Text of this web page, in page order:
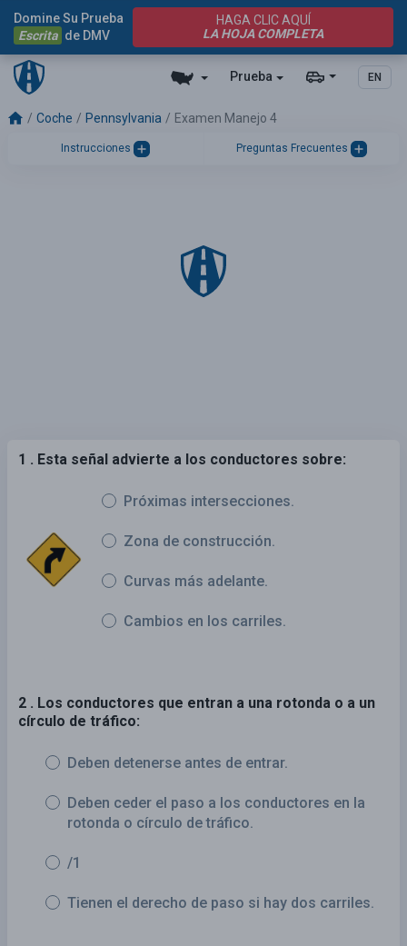
Prueba EN
Domine Su Prueba
Escrita de DMV
HAGA CLIC AQUÍ
LA HOJA COMPLETA
Coche Pennsylvania Examen Manejo 4
Instrucciones Preguntas Frecuentes
1 . Esta señal advierte a los conductores sobre:
Próximas intersecciones.
Zona de construcción.
Curvas más adelante.
Cambios en los carriles.
2 . Los conductores que entran a una rotonda o a un
círculo de tráfico:
Deben detenerse antes de entrar.
Deben ceder el paso a los conductores en la
rotonda o círculo de tráfico.
/1
Tienen el derecho de paso si hay dos carriles.